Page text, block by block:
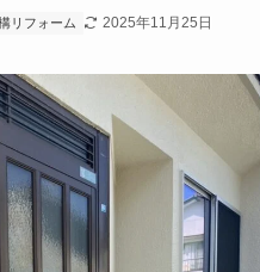
リフォーム 2025年11月25日